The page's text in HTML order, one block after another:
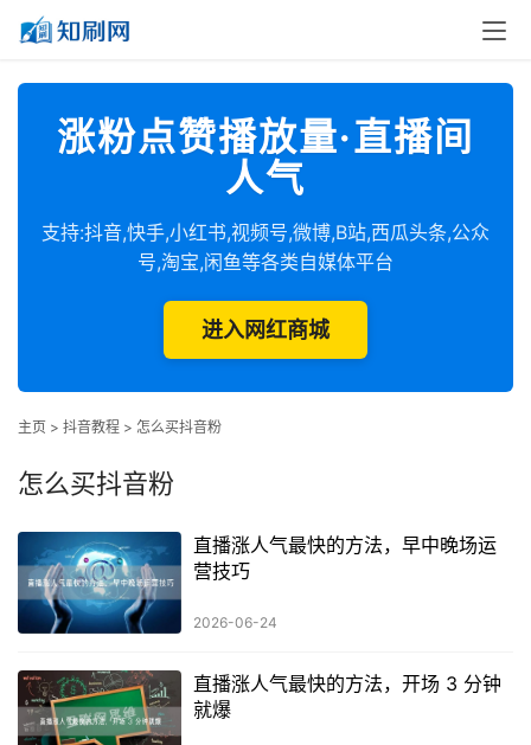
涨粉点赞播放量·直播间
人气
支持:抖音,快手,小红书,视频号,微博,B站,西瓜头条,公众
号,淘宝,闲鱼等各类自媒体平台
进入网红商城
主页 > 抖音教程 > 怎么买抖音粉
怎么买抖音粉
直播涨人气最快的方法，早中晚场运
营技巧
2026-06-24
直播涨人气最快的方法，开场 3 分钟
就爆